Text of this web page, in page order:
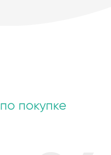
по покупке